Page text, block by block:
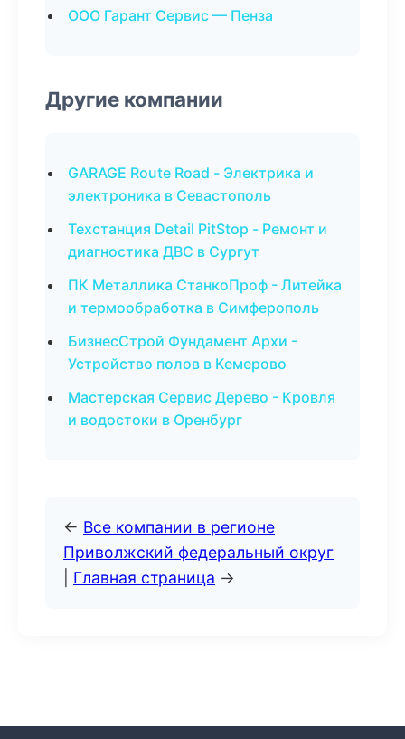
ООО Гарант Сервис — Пенза
Другие компании
GARAGE Route Road - Электрика и
электроника в Севастополь
Техстанция Detail PitStop - Ремонт и
диагностика ДВС в Сургут
ПК Металлика СтанкоПроф - Литейка
и термообработка в Симферополь
БизнесСтрой Фундамент Архи -
Устройство полов в Кемерово
Мастерская Сервис Дерево - Кровля
и водостоки в Оренбург
← Все компании в регионе
Приволжский федеральный округ
Главная страница →